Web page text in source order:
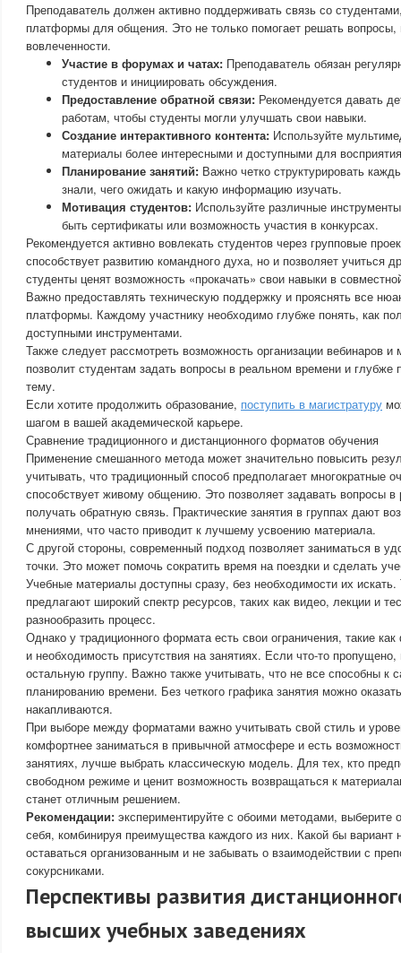
Преподаватель должен активно поддерживать связь со
платформы для общения. Это не только помогает решать
вовлеченности.
Участие в форумах и чатах: Преподаватель обязан
студентов и инициировать обсуждения.
Предоставление обратной связи: Рекомендуется давать
работам, чтобы студенты могли улучшать свои навыки.
Создание интерактивного контента: Используйте
материалы более интересными и доступными для
Планирование занятий: Важно четко структурировать
знали, чего ожидать и какую информацию изучать.
Мотивация студентов: Используйте различные
быть сертификаты или возможность участия в конкурсах.
Рекомендуется активно вовлекать студентов через групповые
способствует развитию командного духа, но и позволяет учиться
студенты ценят возможность «прокачать» свои навыки в
Важно предоставлять техническую поддержку и прояснять все
платформы. Каждому участнику необходимо глубже понять, как
доступными инструментами.
Также следует рассмотреть возможность организации вебинаров и
позволит студентам задать вопросы в реальном времени и глубже
тему.
Если хотите продолжить образование, поступить в магистратуру
шагом в вашей академической карьере.
Сравнение традиционного и дистанционного форматов обучения
Применение смешанного метода может значительно повысить
учитывать, что традиционный способ предполагает многократные
способствует живому общению. Это позволяет задавать вопросы
получать обратную связь. Практические занятия в группах дают
мнениями, что часто приводит к лучшему усвоению материала.
С другой стороны, современный подход позволяет заниматься в
точки. Это может помочь сократить время на поездки и сделать
Учебные материалы доступны сразу, без необходимости их
предлагают широкий спектр ресурсов, таких как видео, лекции и
разнообразить процесс.
Однако у традиционного формата есть свои ограничения, такие
и необходимость присутствия на занятиях. Если что-то
остальную группу. Важно также учитывать, что не все способны к
планированию времени. Без четкого графика занятия можно
накапливаются.
При выборе между форматами важно учитывать свой стиль и
комфортнее заниматься в привычной атмосфере и есть
занятиях, лучше выбрать классическую модель. Для тех, кто
свободном режиме и ценит возможность возвращаться к
станет отличным решением.
Рекомендации: экспериментируйте с обоими методами,
себя, комбинируя преимущества каждого из них. Какой бы
оставаться организованным и не забывать о взаимодействии с
сокурсниками.
Перспективы развития
высших учебных заведениях